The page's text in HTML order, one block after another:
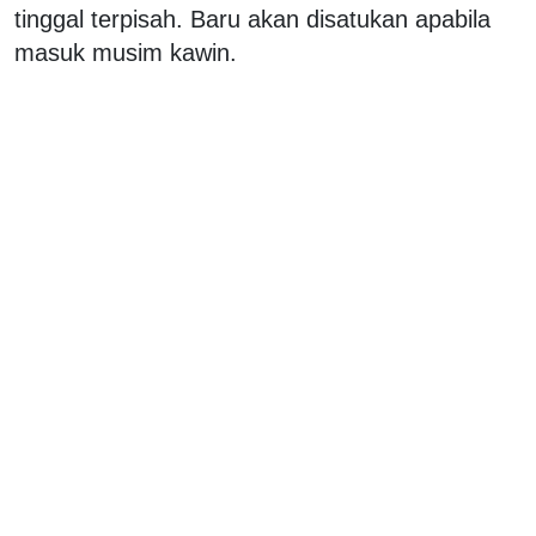
tinggal terpisah. Baru akan disatukan apabila
masuk musim kawin.